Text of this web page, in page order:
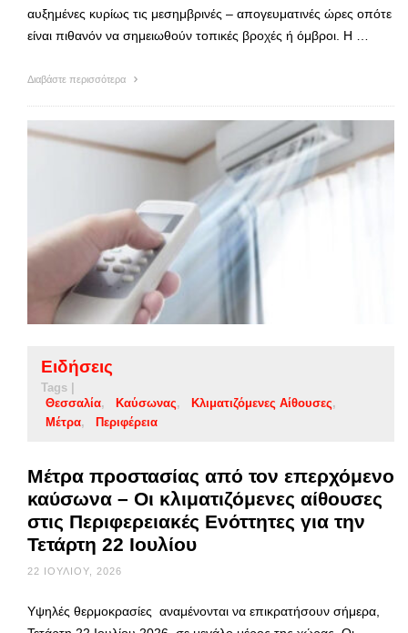
αυξημένες κυρίως τις μεσημβρινές – απογευματινές ώρες οπότε
είναι πιθανόν να σημειωθούν τοπικές βροχές ή όμβροι. Η …
Διαβάστε περισσότερα
Ειδήσεις
Tags |
Θεσσαλία
Καύσωνας
Κλιματιζόμενες Αίθουσες
Μέτρα
Περιφέρεια
Μέτρα προστασίας από τον επερχόμενο
καύσωνα – Οι κλιματιζόμενες αίθουσες
στις Περιφερειακές Ενόττητες για την
Τετάρτη 22 Ιουλίου
22 ΙΟΥΛΊΟΥ, 2026
Υψηλές θερμοκρασίες αναμένονται να επικρατήσουν σήμερα,